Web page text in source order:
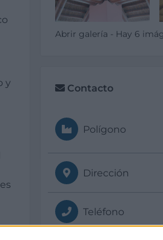
y
Abrir galería - Hay 6
Contacto
Polígono
Dirección
Teléfono